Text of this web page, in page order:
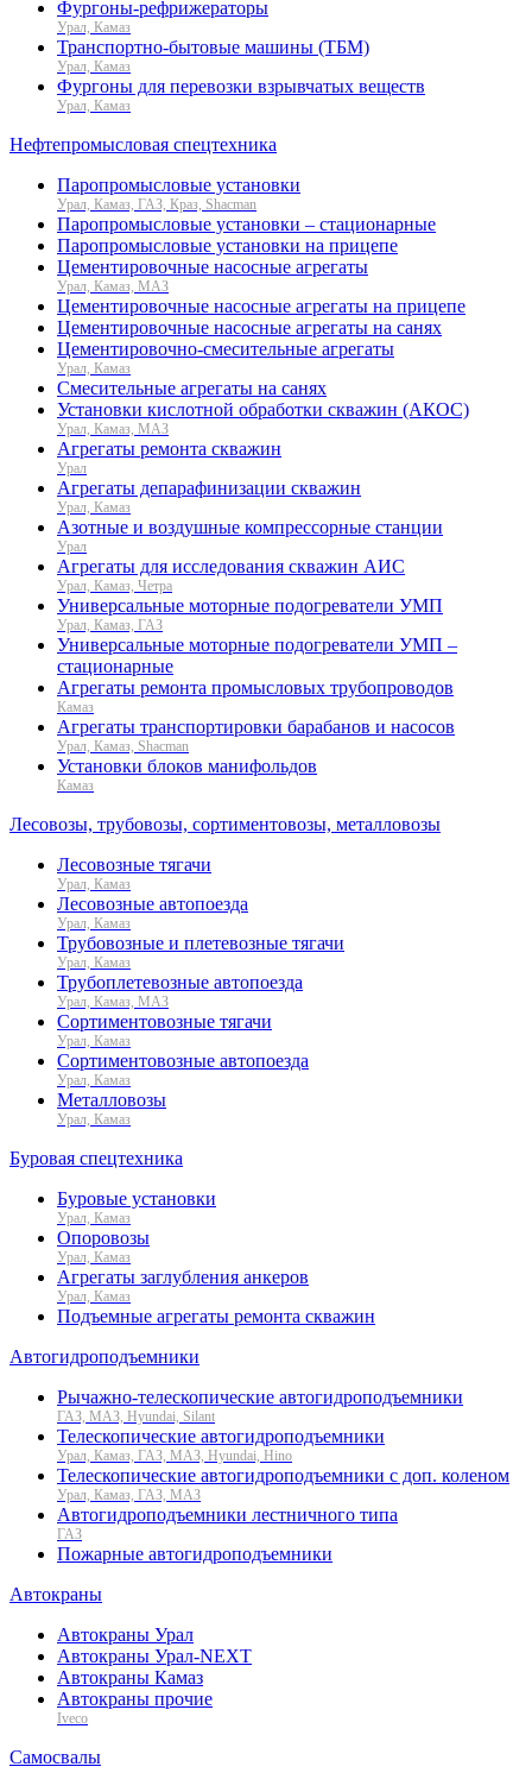
Фургоны-рефрижераторы
Урал, Камаз
Транспортно-бытовые машины (ТБМ)
Урал, Камаз
Фургоны для перевозки взрывчатых веществ
Урал, Камаз
Нефтепромысловая спецтехника
Паропромысловые установки
Урал, Камаз, ГАЗ, Краз, Shacman
Паропромысловые установки – стационарные
Паропромысловые установки на прицепе
Цементировочные насосные агрегаты
Урал, Камаз, МАЗ
Цементировочные насосные агрегаты на прицепе
Цементировочные насосные агрегаты на санях
Цементировочно-смесительные агрегаты
Урал, Камаз
Смесительные агрегаты на санях
Установки кислотной обработки скважин (АКОС)
Урал, Камаз, МАЗ
Агрегаты ремонта скважин
Урал
Агрегаты депарафинизации скважин
Урал, Камаз
Азотные и воздушные компрессорные станции
Урал
Агрегаты для исследования скважин АИС
Урал, Камаз, Четра
Универсальные моторные подогреватели УМП
Урал, Камаз, ГАЗ
Универсальные моторные подогреватели УМП –
стационарные
Агрегаты ремонта промысловых трубопроводов
Камаз
Агрегаты транспортировки барабанов и насосов
Урал, Камаз, Shacman
Установки блоков манифольдов
Камаз
Лесовозы, трубовозы, сортиментовозы, металловозы
Лесовозные тягачи
Урал, Камаз
Лесовозные автопоезда
Урал, Камаз
Трубовозные и плетевозные тягачи
Урал, Камаз
Трубоплетевозные автопоезда
Урал, Камаз, МАЗ
Сортиментовозные тягачи
Урал, Камаз
Сортиментовозные автопоезда
Урал, Камаз
Металловозы
Урал, Камаз
Буровая спецтехника
Буровые установки
Урал, Камаз
Опоровозы
Урал, Камаз
Агрегаты заглубления анкеров
Урал, Камаз
Подъемные агрегаты ремонта скважин
Автогидроподъемники
Рычажно-телескопические автогидроподъемники
ГАЗ, МАЗ, Hyundai, Silant
Телескопические автогидроподъемники
Урал, Камаз, ГАЗ, МАЗ, Hyundai, Hino
Телескопические автогидроподъемники с доп. коленом
Урал, Камаз, ГАЗ, МАЗ
Автогидроподъемники лестничного типа
ГАЗ
Пожарные автогидроподъемники
Автокраны
Автокраны Урал
Автокраны Урал-NEXT
Автокраны Камаз
Автокраны прочие
Iveco
Самосвалы